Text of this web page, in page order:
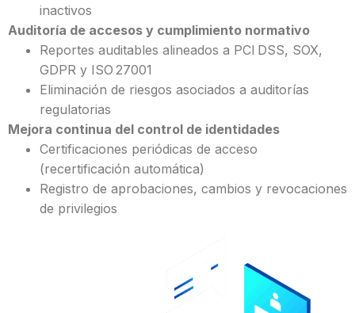
inactivos
Auditoría de accesos y cumplimiento normativo
Reportes auditables alineados a PCI DSS, SOX,
GDPR y ISO 27001
Eliminación de riesgos asociados a auditorías
regulatorias
Mejora continua del control de identidades
Certificaciones periódicas de acceso
(recertificación automática)
Registro de aprobaciones, cambios y revocaciones
de privilegios